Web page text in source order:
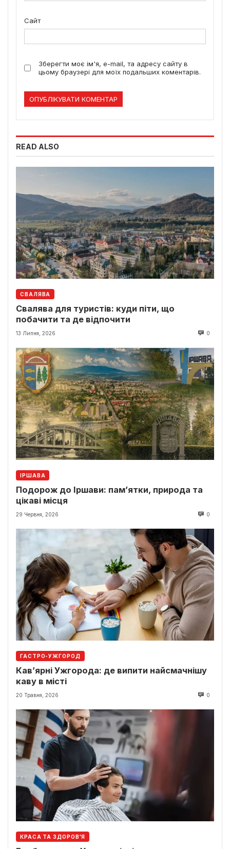
Сайт
Зберегти моє ім'я, e-mail, та адресу сайту в
цьому браузері для моїх подальших коментарів.
READ ALSO
СВАЛЯВА
Свалява для туристів: куди піти, що
побачити та де відпочити
13 Липня, 2026 0
ІРШАВА
Подорож до Іршави: пам’ятки, природа та
цікаві місця
29 Червня, 2026 0
ГАСТРО-УЖГОРОД
Кав’ярні Ужгорода: де випити найсмачнішу
каву в місті
20 Травня, 2026 0
КРАСА ТА ЗДОРОВ'Я